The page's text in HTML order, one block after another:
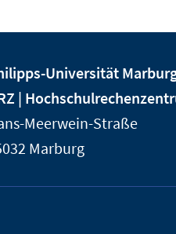
Universität
|
Meerwein-Straße
Marburg